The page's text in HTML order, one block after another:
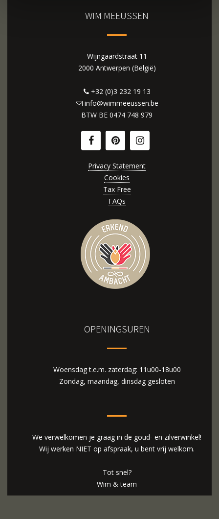
WIM MEEUSSEN
Wijngaardstraat 11
2000 Antwerpen (België)
+32 (0)3 232 19 13
info@wimmeeussen.be
BTW BE 0474 748 979
Privacy Statement
Cookies
Tax Free
FAQs
OPENINGSUREN
Woensdag t.e.m. zaterdag: 11u00-18u00
Zondag, maandag, dinsdag gesloten
We verwelkomen je graag in de goud- en zilverwinkel!
Wij werken NIET op afspraak, u bent vrij welkom.
Tot snel?
Wim & team